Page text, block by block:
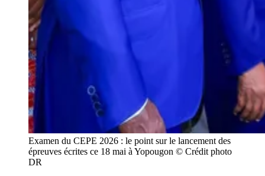
Examen du CEPE 2026 : le point sur le lancement des
épreuves écrites ce 18 mai à Yopougon © Crédit photo
DR